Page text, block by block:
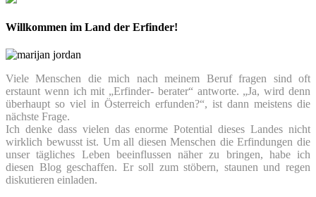
Willkommen im Land der Erfinder!
Viele Menschen die mich nach meinem Beruf fragen sind oft
erstaunt wenn ich mit „Erfinder- berater“ antworte. „Ja, wird denn
überhaupt so viel in Österreich erfunden?“, ist dann meistens die
nächste Frage.
Ich denke dass vielen das enorme Potential dieses Landes nicht
wirklich bewusst ist. Um all diesen Menschen die Erfindungen die
unser tägliches Leben beeinflussen näher zu bringen, habe ich
diesen Blog geschaffen. Er soll zum stöbern, staunen und regen
diskutieren einladen.